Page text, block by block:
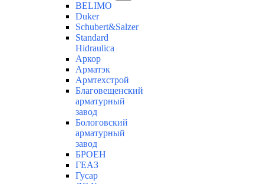
BELIMO
Duker
Schubert&Salzer
Standard
Hidraulica
Аркор
Арматэк
Армтехстрой
Благовещенский
арматурный
завод
Бологовский
арматурный
завод
БРОЕН
ГЕАЗ
Гусар